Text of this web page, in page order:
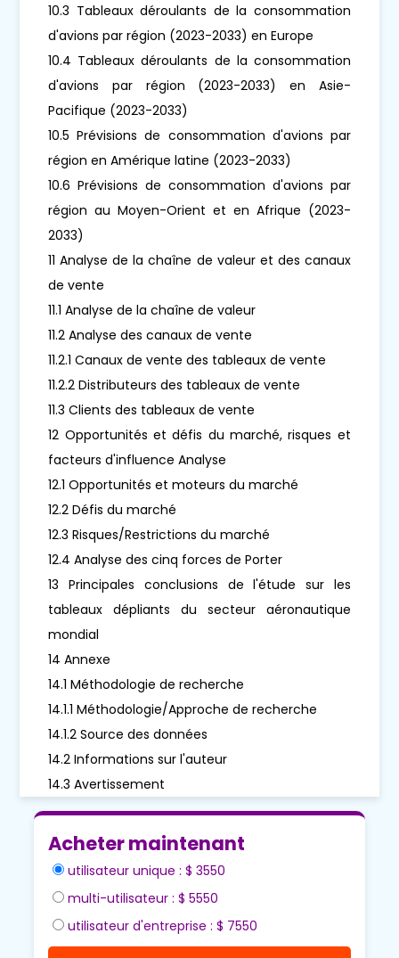
10.3 Tableaux déroulants de la consommation
d'avions par région (2023-2033) en Europe
10.4 Tableaux déroulants de la consommation
d'avions par région (2023-2033) en Asie-
Pacifique (2023-2033)
10.5 Prévisions de consommation d'avions par
région en Amérique latine (2023-2033)
10.6 Prévisions de consommation d'avions par
région au Moyen-Orient et en Afrique (2023-
2033)
11 Analyse de la chaîne de valeur et des canaux
de vente
11.1 Analyse de la chaîne de valeur
11.2 Analyse des canaux de vente
11.2.1 Canaux de vente des tableaux de vente
11.2.2 Distributeurs des tableaux de vente
11.3 Clients des tableaux de vente
12 Opportunités et défis du marché, risques et
facteurs d'influence Analyse
12.1 Opportunités et moteurs du marché
12.2 Défis du marché
12.3 Risques/Restrictions du marché
12.4 Analyse des cinq forces de Porter
13 Principales conclusions de l'étude sur les
tableaux dépliants du secteur aéronautique
mondial
14 Annexe
14.1 Méthodologie de recherche
14.1.1 Méthodologie/Approche de recherche
14.1.2 Source des données
14.2 Informations sur l'auteur
14.3 Avertissement
Acheter maintenant
utilisateur unique : $ 3550
multi-utilisateur : $ 5550
utilisateur d'entreprise : $ 7550